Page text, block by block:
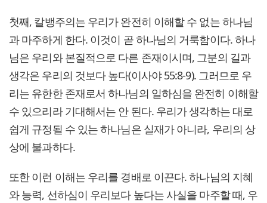
첫째, 칼뱅주의는 우리가 완전히 이해할 수 없는 하나님
과 마주하게 한다. 이것이 곧 하나님의 거룩함이다. 하나
님은 우리와 본질적으로 다른 존재이시며, 그분의 길과
생각은 우리의 것보다 높다(이사야 55:8-9). 그러므로 우
리는 유한한 존재로서 하나님의 일하심을 완전히 이해할
수 있으리라 기대해서는 안 된다. 우리가 생각하는 대로
쉽게 규정될 수 있는 하나님은 실재가 아니라, 우리의 상
상에 불과하다.
또한 이런 이해는 우리를 경배로 이끈다. 하나님의 지혜
와 능력, 선하심이 우리보다 높다는 사실을 마주할 때, 우